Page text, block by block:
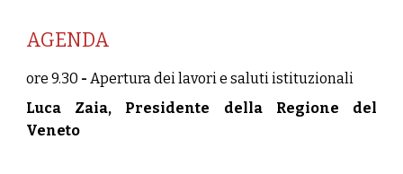
AGENDA
ore 9.30 - Apertura dei lavori e saluti istituzionali
Luca Zaia, Presidente della Regione del
Veneto